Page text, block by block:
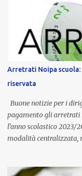
dedicato alle donne
normativa nazionale e
supporto in situazioni
è un unicum in Italia: si
Provincia autonoma di
stipendio nazionale
dall’autonomia locale.
compenso accessorio,
aggiornata
Arretrati Noipa scuola:
riservata
Buone notizie per i
pagamento gli
l’anno scolastico 2023/
modalità centralizzata,
ordinaria di ottobre .